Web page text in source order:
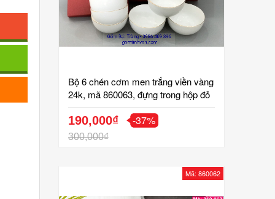
Bộ 6 chén cơm men trắng viền vàng
24k, mã 860063, đựng trong hộp đỏ
lót lụa có quai xách, in logo quà tặng
biếu tết, 20/11, 8/3, 20/10, tri ân
khách hàng, chất liệu sứ trắng
190,000₫
300,000₫
-37%
Mã: 860062